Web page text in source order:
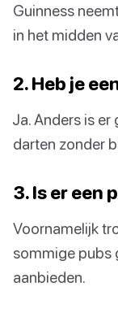
Guinness
in het midden
2. Heb je
Ja. Anders is er
darten zonder
3. Is er een
Voornamelijk
sommige pubs
aanbieden.